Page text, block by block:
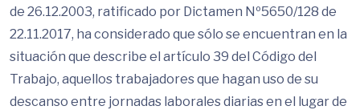
de 26.12.2003, ratificado por Dictamen Nº5650/128 de
22.11.2017, ha considerado que sólo se encuentran en la
situación que describe el artículo 39 del Código del
Trabajo, aquellos trabajadores que hagan uso de su
descanso entre jornadas laborales diarias en el lugar de